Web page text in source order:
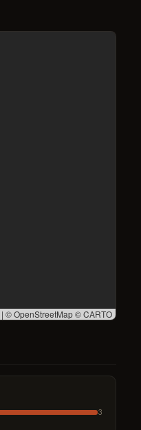
| © OpenStreetMap © CARTO
3